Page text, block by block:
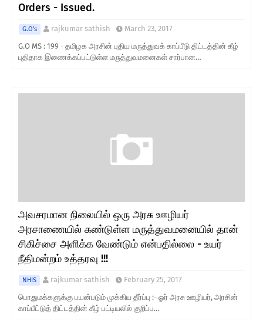
Orders - Issued.
G.O's rajkumar sathish
March 23, 2017
G.O MS : 199 - தமிழக அரசின் புதிய மருத்துவக் காப்பீடு திட்டத்தின் கீழ்
புதிதாக இணைக்கப்பட்டுள்ள மருத்துவமனைகள் சார்பான…
அவசரமான நிலையில் ஒரு அரசு ஊழியர்
அரசாணையில் கண்டுள்ள மருத்துவமனையில் தான்
சிகிச்சை அளிக்க வேண்டும் என்பதில்லை - உயர்
நீதிமன்றம் உத்தரவு !!!
NHIS rajkumar sathish
February 25, 2017
பொதுமக்களுக்கு பயன்படும் முக்கிய தீர்ப்பு :- ஓர் அரசு ஊழியர், அரசின்
காப்பீட்டுத் திட்டத்தின் கீழ் பட்டியலில் குறிப்ப…